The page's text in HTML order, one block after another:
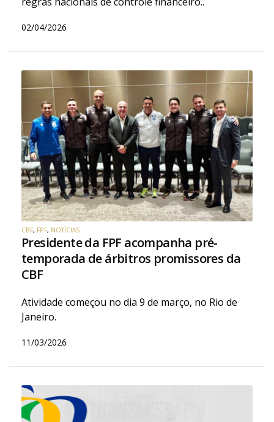
02/04/2026
CBF, FPF, NOTÍCIAS
Presidente da FPF acompanha pré-
temporada de árbitros promissores da
CBF
Atividade começou no dia 9 de março, no Rio de
Janeiro.
11/03/2026